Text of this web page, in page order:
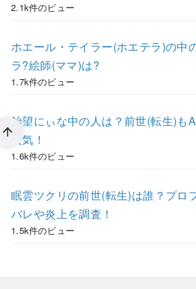
2.1k件のビュー
ホエール・テイラー(ホエテラ)の中
ラ?絵師(ママ)は?
1.7k件のビュー
飴望にぃな中の人は？前世(転生)も
人気！
1.6k件のビュー
眠雲ツクリの前世(転生)は誰？プロ
バレや炎上を調査！
1.5k件のビュー